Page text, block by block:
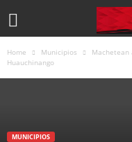
Home Municipios
Huauchinango
MUNICIPIOS